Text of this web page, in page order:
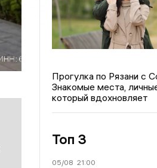
Прогулка по Рязани с
Знакомые места,
который вдохновляет
Топ 3
05/08 21:00